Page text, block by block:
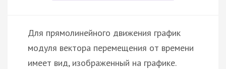
Для прямолинейного движения график
модуля вектора перемещения от времени
имеет вид, изображенный на графике.